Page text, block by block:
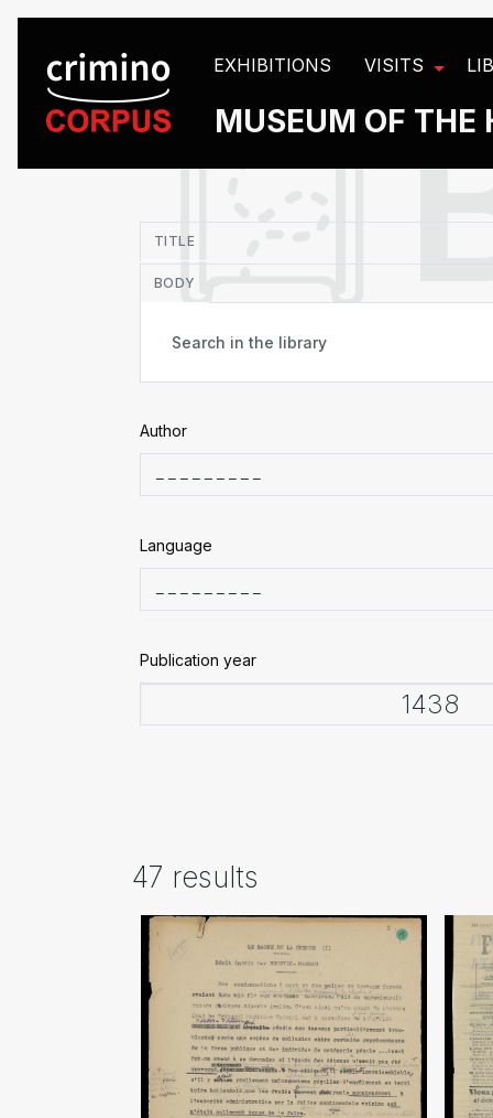
EXHIBITIONS VISITS
MUSEUM OF THE
TITLE
BODY
Author
Language
Publication year
47 results
Cookies management panel